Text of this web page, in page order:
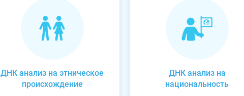
ДНК анализ на этническое
происхождение
ДНК анализ на
национальность